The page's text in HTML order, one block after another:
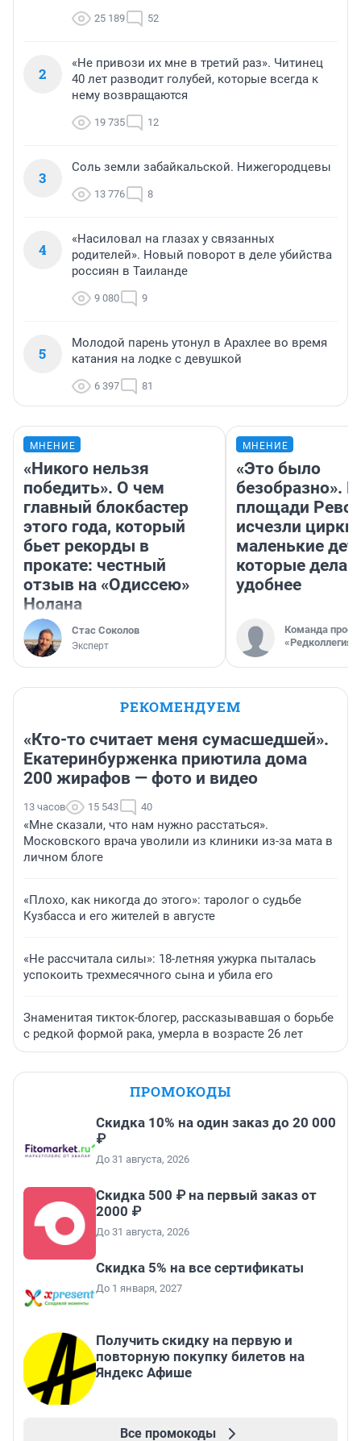
25 189 52
2
«Не привози их мне в третий раз». Читинец
40 лет разводит голубей, которые всегда к
нему возвращаются
19 735 12
3
Соль земли забайкальской. Нижегородцевы
13 776 8
4
«Насиловал на глазах у связанных
родителей». Новый поворот в деле убийства
россиян в Таиланде
9 080 9
5
Молодой парень утонул в Арахлее во время
катания на лодке с девушкой
6 397 81
МНЕНИЕ
«Никого нельзя
победить». О чем
главный блокбастер
этого года, который
бьет рекорды в
прокате: честный
отзыв на «Одиссею»
Нолана
Стас Соколов
Эксперт
МНЕНИЕ
«Это было
безобразно».
площади
исчезли цирки
маленькие
которые
удобнее
Команда
«Редколлегия»
РЕКОМЕНДУЕМ
«Кто-то считает меня сумасшедшей».
Екатеринбурженка приютила дома
200 жирафов — фото и видео
13 часов 15 543 40
«Мне сказали, что нам нужно расстаться».
Московского врача уволили из клиники из-за мата в
личном блоге
«Плохо, как никогда до этого»: таролог о судьбе
Кузбасса и его жителей в августе
«Не рассчитала силы»: 18-летняя ужурка пыталась
успокоить трехмесячного сына и убила его
Знаменитая тикток-блогер, рассказывавшая о борьбе
с редкой формой рака, умерла в возрасте 26 лет
ПРОМОКОДЫ
Скидка 10% на один заказ до 20 000
₽
До 31 августа, 2026
Скидка 500 ₽ на первый заказ от
2000 ₽
До 31 августа, 2026
Скидка 5% на все сертификаты
До 1 января, 2027
Получить скидку на первую и
повторную покупку билетов на
Яндекс Афише
Все промокоды